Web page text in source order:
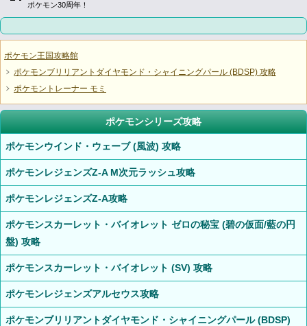
ポケモン30周年！
ポケモン王国攻略館
ポケモンブリリアントダイヤモンド・シャイニングパール (BDSP) 攻略
ポケモントレーナー モミ
ポケモンシリーズ攻略
ポケモンウインド・ウェーブ (風波) 攻略
ポケモンレジェンズZ-A M次元ラッシュ攻略
ポケモンレジェンズZ-A攻略
ポケモンスカーレット・バイオレット ゼロの秘宝 (碧の仮面/藍の円
盤) 攻略
ポケモンスカーレット・バイオレット (SV) 攻略
ポケモンレジェンズアルセウス攻略
ポケモンブリリアントダイヤモンド・シャイニングパール (BDSP)